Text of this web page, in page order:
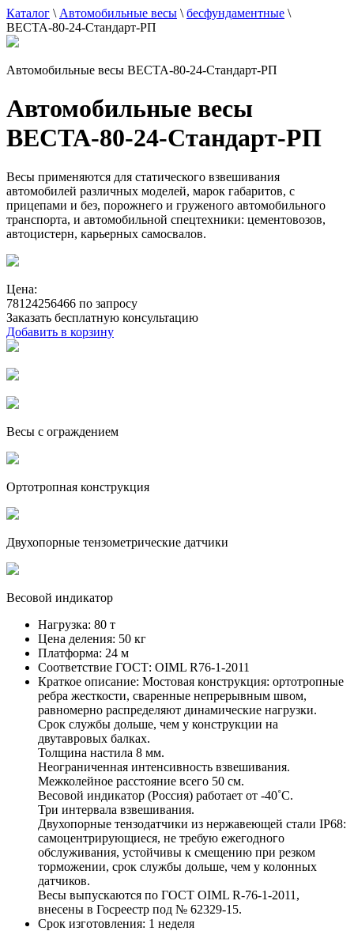
Каталог \ Автомобильные весы \ бесфундаментные \
ВЕСТА-80-24-Стандарт-РП
Автомобильные весы ВЕСТА-80-24-Стандарт-РП
Автомобильные весы
ВЕСТА-80-24-Стандарт-РП
Весы применяются для статического взвешивания
автомобилей различных моделей, марок габаритов, с
прицепами и без, порожнего и груженого автомобильного
транспорта, и автомобильной спецтехники: цементовозов,
автоцистерн, карьерных самосвалов.
Цена:
78124256466 по запросу
Заказать бесплатную консультацию
Добавить в корзину
Весы с ограждением
Ортотропная конструкция
Двухопорные тензометрические датчики
Весовой индикатор
Нагрузка: 80 т
Цена деления: 50 кг
Платформа: 24 м
Соответствие ГОСТ: OIML R76-1-2011
Краткое описание: Мостовая конструкция: ортотропные
ребра жесткости, сваренные непрерывным швом,
равномерно распределяют динамические нагрузки.
Срок службы дольше, чем у конструкции на
двутавровых балках.
Толщина настила 8 мм.
Неограниченная интенсивность взвешивания.
Межколейное расстояние всего 50 см.
Весовой индикатор (Россия) работает от -40˚С.
Три интервала взвешивания.
Двухопорные тензодатчики из нержавеющей стали IP68:
самоцентрирующиеся, не требую ежегодного
обслуживания, устойчивы к смещению при резком
торможении, срок службы дольше, чем у колонных
датчиков.
Весы выпускаются по ГОСТ OIML R-76-1-2011,
внесены в Госреестр под № 62329-15.
Срок изготовления: 1 неделя